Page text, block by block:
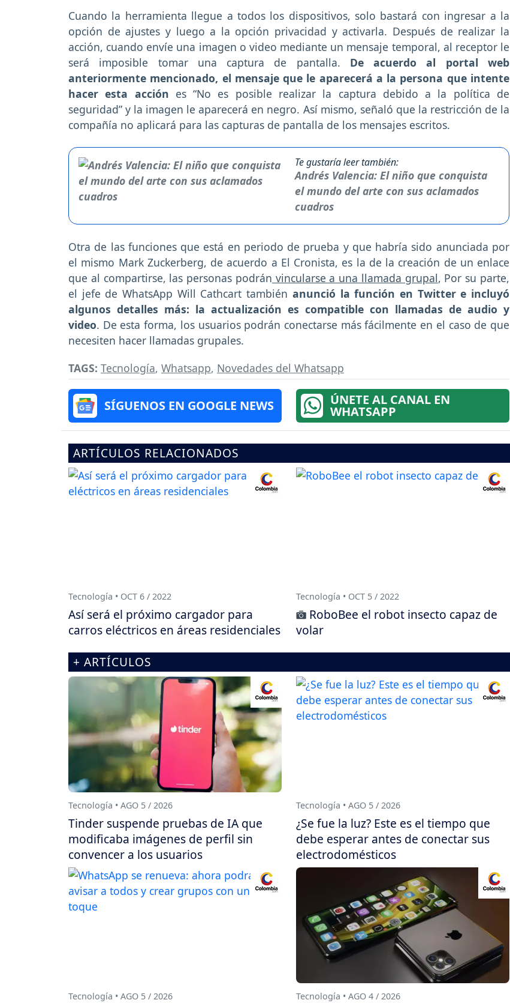
Cuando la herramienta llegue a todos los dispositivos, solo bastará con ingresar a la
opción de ajustes y luego a la opción privacidad y activarla. Después de realizar la
acción, cuando envíe una imagen o video mediante un mensaje temporal, al receptor le
será imposible tomar una captura de pantalla. De acuerdo al portal web
anteriormente mencionado, el mensaje que le aparecerá a la persona que intente
hacer esta acción es “No es posible realizar la captura debido a la política de
seguridad” y la imagen le aparecerá en negro. Así mismo, señaló que la restricción de la
compañía no aplicará para las capturas de pantalla de los mensajes escritos.
Te gustaría leer también:
Andrés Valencia: El niño que conquista
el mundo del arte con sus aclamados
cuadros
Otra de las funciones que está en periodo de prueba y que habría sido anunciada por
el mismo Mark Zuckerberg, de acuerdo a El Cronista, es la de la creación de un enlace
que al compartirse, las personas podrán vincularse a una llamada grupal, Por su parte,
el jefe de WhatsApp Will Cathcart también anunció la función en Twitter e incluyó
algunos detalles más: la actualización es compatible con llamadas de audio y
video. De esta forma, los usuarios podrán conectarse más fácilmente en el caso de que
necesiten hacer llamadas grupales.
TAGS: Tecnología, Whatsapp, Novedades del Whatsapp
SÍGUENOS EN GOOGLE NEWS ÚNETE AL CANAL EN
WHATSAPP
ARTÍCULOS RELACIONADOS
Tecnología • OCT 6 / 2022
Así será el próximo cargador para
carros eléctricos en áreas residenciales
Tecnología • OCT 5 / 2022
RoboBee el robot insecto capaz de
volar
+ ARTÍCULOS
Tecnología • AGO 5 / 2026
Tinder suspende pruebas de IA que
modificaba imágenes de perfil sin
convencer a los usuarios
Tecnología • AGO 5 / 2026
¿Se fue la luz? Este es el tiempo que
debe esperar antes de conectar sus
electrodomésticos
Tecnología • AGO 5 / 2026 Tecnología • AGO 4 / 2026